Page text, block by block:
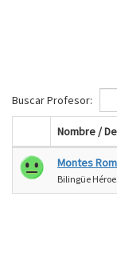
Buscar Profesor:
Nombre /
Montes
Bilingüe